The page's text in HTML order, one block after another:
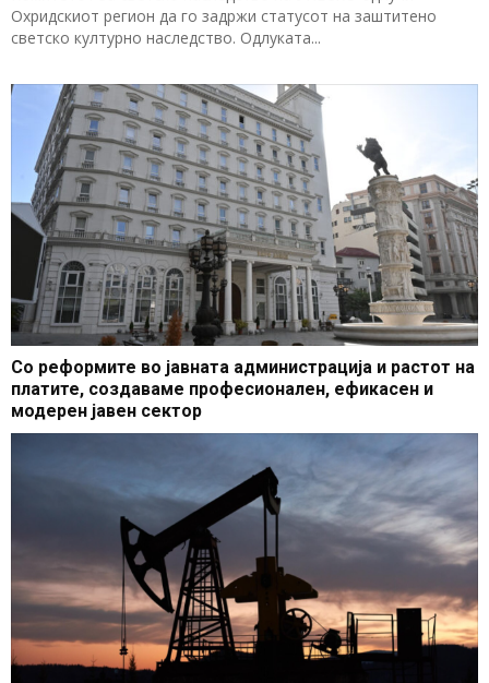
Охридскиот регион да го задржи статусот на заштитено
светско културно наследство. Одлуката...
Со реформите во јавната администрација и растот на
платите, создаваме професионален, ефикасен и
модерен јавен сектор